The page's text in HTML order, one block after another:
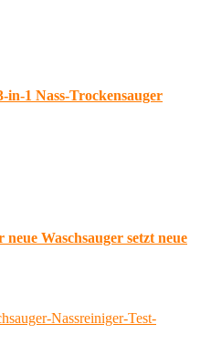
in-1 Nass-Trockensauger
Waschsauger setzt neue